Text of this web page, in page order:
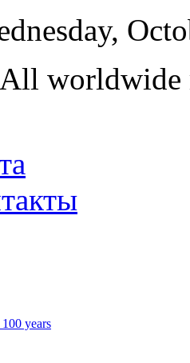
worldwide